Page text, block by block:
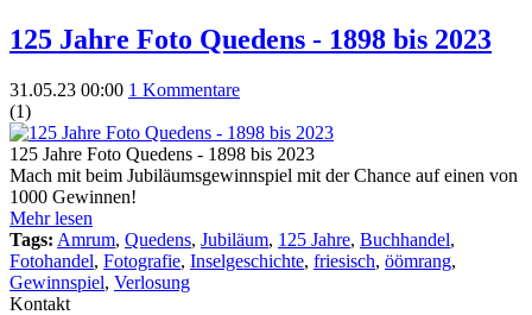
125 Jahre Foto Quedens - 1898 bis 2023
31.05.23 00:00 1 Kommentare
(1)
125 Jahre Foto Quedens - 1898 bis 2023
Mach mit beim Jubiläumsgewinnspiel mit der Chance auf einen von
1000 Gewinnen!
Mehr lesen
Tags: Amrum, Quedens, Jubiläum, 125 Jahre, Buchhandel,
Fotohandel, Fotografie, Inselgeschichte, friesisch, öömrang,
Gewinnspiel, Verlosung
Kontakt